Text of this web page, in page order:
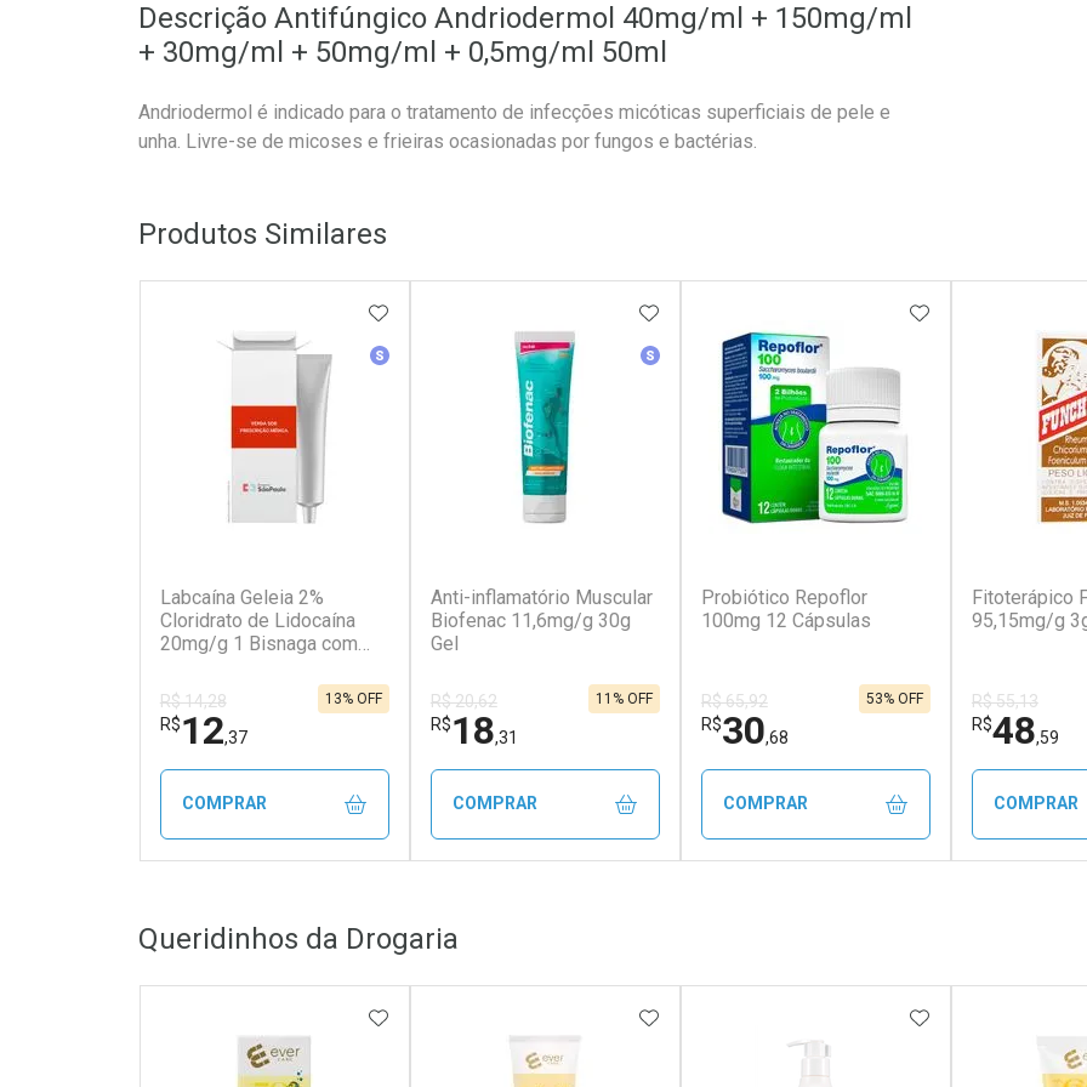
Descrição Antifúngico Andriodermol 40mg/ml + 150mg/ml
+ 30mg/ml + 50mg/ml + 0,5mg/ml 50ml
Andriodermol é indicado para o tratamento de infecções micóticas superficiais de pele e
unha. Livre-se de micoses e frieiras ocasionadas por fungos e bactérias.
Produtos Similares
Labcaína Geleia 2%
Cloridrato de Lidocaína
20mg/g 1 Bisnaga com
Medicamento Similar
R$ 14,28
R$12,37
13% OFF
ADICIONAR AOS FAVORITOS
COMPRAR
Laboratório
Por Menos
Anti-inflamatório Muscular
Biofenac 11,6mg/g 30g
Gel
Medicamento Similar
R$ 20,62
R$18,31
11% OFF
ADICIONAR AOS FAVORITOS
COMPRAR
Laboratório
Por Menos
Probiótico Repoflor
100mg 12 Cápsulas
R$ 65,92
R$30,68
53% OFF
ADICIONAR AOS
COMPRAR
Fitoterápico
95,15mg/g
R$ 55,13
R$48,59
COMPRAR
Queridinhos da Drogaria
ADICIONAR AOS FAVORITOSADICIONAR AOS FAVORITOSADICIONAR AOS